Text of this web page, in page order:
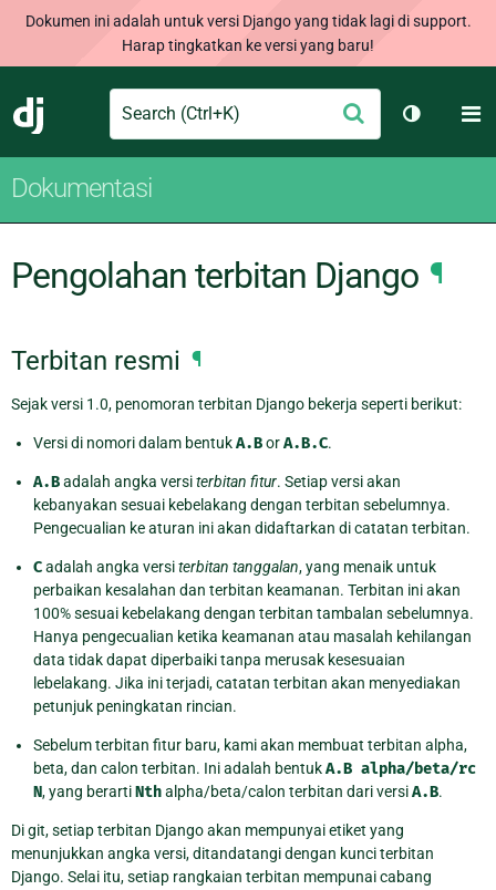
Dokumen ini adalah untuk versi Django yang tidak lagi di support.
Harap tingkatkan ke versi yang baru!
Django
Search Ajukan
Ganti
Dokumentasi
Pengolahan terbitan Django ¶
Terbitan resmi ¶
Sejak versi 1.0, penomoran terbitan Django bekerja seperti berikut:
Versi di nomori dalam bentukA.BorA.B.C.
A.Badalah angka versiterbitan fitur. Setiap versi akan
kebanyakan sesuai kebelakang dengan terbitan sebelumnya.
Pengecualian ke aturan ini akan didaftarkan di catatan terbitan.
Cadalah angka versiterbitan tanggalan, yang menaik untuk
perbaikan kesalahan dan terbitan keamanan. Terbitan ini akan
100% sesuai kebelakang dengan terbitan tambalan sebelumnya.
Hanya pengecualian ketika keamanan atau masalah kehilangan
data tidak dapat diperbaiki tanpa merusak kesesuaian
lebelakang. Jika ini terjadi, catatan terbitan akan menyediakan
petunjuk peningkatan rincian.
Sebelum terbitan fitur baru, kami akan membuat terbitan alpha,
beta, dan calon terbitan. Ini adalah bentukA.B alpha/beta/rc
N, yang berartiNthalpha/beta/calon terbitan dari versiA.B.
Di git, setiap terbitan Django akan mempunyai etiket yang
menunjukkan angka versi, ditandatangi dengan kunci terbitan
Django. Selai itu, setiap rangkaian terbitan mempunai cabang